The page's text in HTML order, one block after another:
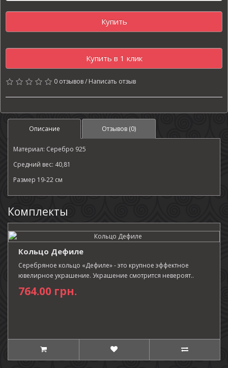
Купить
Купить в 1 клик
0 отзывов/ Написать отзыв
Описание Отзывов (0)
Материал: Серебро 925
Средний вес: 40,81
Размер 19-22 см
Комплекты
Кольцо Дефиле
Серебряное кольцо «Дефиле» - это крупное эффектное
ювелирное украшение. Украшение смотрится невероят..
764.00 грн.